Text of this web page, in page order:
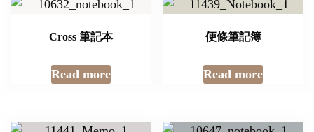
Cross 筆記本
Read more
便條筆記簿
Read more